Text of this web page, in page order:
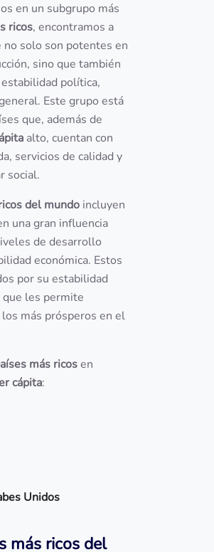
en un subgrupo más
ricos, encontramos a
no solo son potentes en
sino que también
política,
Este grupo está
que, además de
alto, cuentan con
servicios de calidad y
social.
del mundo incluyen
una gran influencia
de desarrollo
económica. Estos
por su estabilidad
les permite
más prósperos en el
más ricosen
cápita:
Unidos
más ricos del